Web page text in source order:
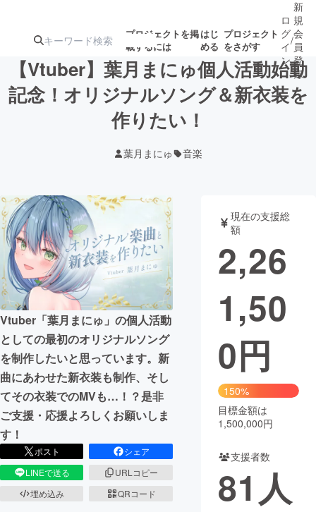
プロジェクトを掲
載するには
はじ
める
プロジェクト
をさがす
注目の新着プロ募集終了が近いプ
テクノロジー・ガジェット
映像・映画 書籍・雑誌
ビジネス・起業 チャレンジ
まちづくり・地域活性化
CAMPFIRE for Social Good
CAMPFIRE Creation
CAMPFIREふるさと納税 machi-ya コミュニティ
ロ
グ
イ
ン
/
新
規
会
員
登
録
【Vtuber】葉月まにゅ個人活動始動
記念！オリジナルソング＆新衣装を
作りたい！
葉月まにゅ 音楽
Vtuber「葉月まにゅ」の個人活動
としての最初のオリジナルソング
を制作したいと思っています。新
曲にあわせた新衣装も制作、そし
てその衣装でのMVも…！？是非
ご支援・応援よろしくお願いしま
す！
ポスト
シェア
LINEで送る
URLコピー
埋め込み
QRコード
現在の支援総
額
2,26
1,50
0円
150%
目標金額は
1,500,000円
支援者数
81 人